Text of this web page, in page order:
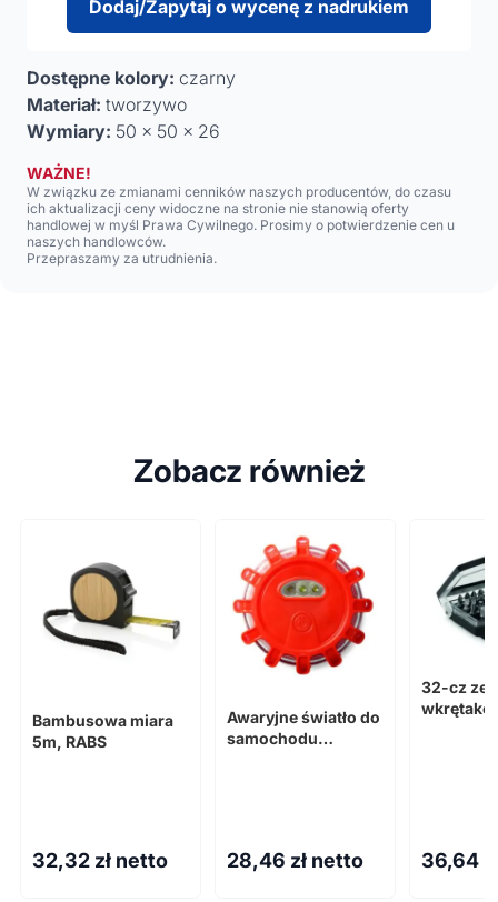
Dodaj/Zapytaj o wycenę z nadrukiem
Dostępne kolory: czarny
Materiał: tworzywo
Wymiary: 50 x 50 x 26
WAŻNE!
W związku ze zmianami cenników naszych producentów, do czasu
ich aktualizacji ceny widoczne na stronie nie stanowią oferty
handlowej w myśl Prawa Cywilnego. Prosimy o potwierdzenie cen u
naszych handlowców.
Przepraszamy za utrudnienia.
Zobacz również
Bambusowa miara
5m, RABS
32,32 zł netto
Awaryjne światło do
samochodu
28,46 zł netto
32-cz
36,64